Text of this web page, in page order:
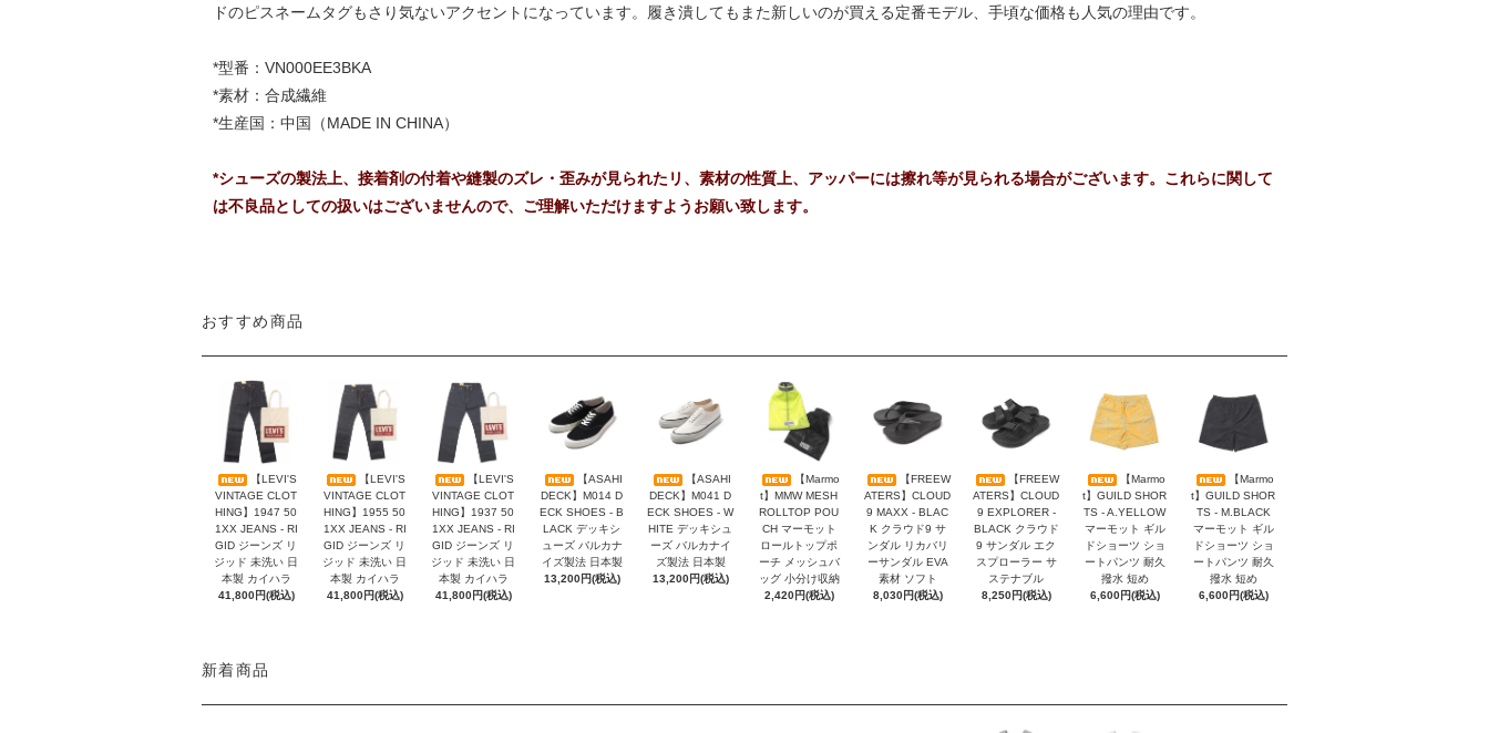
ドのピスネームタグもさり気ないアクセントになっています。履き潰してもまた新しいのが買える定番モデル、手頃な価格も人気の理由です。
*型番：VN000EE3BKA
*素材：合成繊維
*生産国：中国（MADE IN CHINA）
*シューズの製法上、接着剤の付着や縫製のズレ・歪みが見られたリ、素材の性質上、アッパーには擦れ等が見られる場合がございます。これらに関して
は不良品としての扱いはございませんので、ご理解いただけますようお願い致します。
おすすめ商品
【LEVI'S
VINTAGE CLOT
HING】1947 50
1XX JEANS - RI
GID ジーンズ リ
ジッド 未洗い 日
本製 カイハラ
41,800円(税込)
【LEVI'S
VINTAGE CLOT
HING】1955 50
1XX JEANS - RI
GID ジーンズ リ
ジッド 未洗い 日
本製 カイハラ
41,800円(税込)
【LEVI'S
VINTAGE CLOT
HING】1937 50
1XX JEANS - RI
GID ジーンズ リ
ジッド 未洗い 日
本製 カイハラ
41,800円(税込)
【ASAHI
DECK】M014 D
ECK SHOES - B
LACK デッキシ
ューズ バルカナ
イズ製法 日本製
13,200円(税込)
【ASAHI
DECK】M041 D
ECK SHOES - W
HITE デッキシュ
ーズ バルカナイ
ズ製法 日本製
13,200円(税込)
【Marmo
t】MMW MESH
ROLLTOP POU
CH マーモット
ロールトップポ
ーチ メッシュバ
ッグ 小分け収納
2,420円(税込)
【FREEW
ATERS】CLOUD
9 MAXX - BLAC
K クラウド9 サ
ンダル リカバリ
ーサンダル EVA
素材 ソフト
8,030円(税込)
【FREEW
ATERS】CLOUD
9 EXPLORER -
BLACK クラウド
9 サンダル エク
スプローラー サ
ステナブル
8,250円(税込)
【Marmo
t】GUILD SHOR
TS - A.YELLOW
マーモット ギル
ドショーツ ショ
ートパンツ 耐久
撥水 短め
6,600円(税込)
【Marmo
t】GUILD SHOR
TS - M.BLACK
マーモット ギル
ドショーツ ショ
ートパンツ 耐久
撥水 短め
6,600円(税込)
新着商品